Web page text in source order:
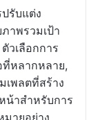
รับแต่ง
าพรวมเป้า
วเลือกการ
หลากหลาย,
เพลตที่สร้าง
น้าสำหรับการ
มายอย่าง